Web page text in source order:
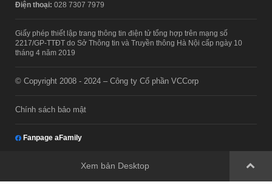
Điện thoại: 028 7307 7979
Giấy phép thiết lập trang thông tin điện tử tổng hợp trên mạng số
2217/GP-TTĐT do Sở Thông tin và Truyền thông Hà Nội cấp ngày 10
tháng 4 năm 2019
© Copyright 2008 - 2024 – Công ty Cổ phần VCCorp
Chính sách bảo mật
Fanpage aFamily
Xem bản Desktop